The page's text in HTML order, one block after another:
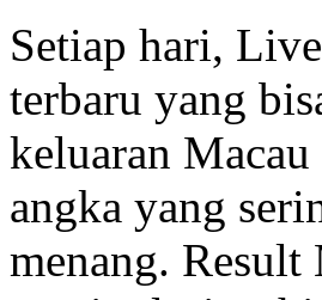
Setiap hari,
terbaru yang
keluaran
angka yang
menang. Result